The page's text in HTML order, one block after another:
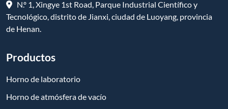
N.º 1, Xingye 1st Road, Parque Industrial Científico y
Tecnológico, distrito de Jianxi, ciudad de Luoyang, provincia
de Henan.
Productos
Horno de laboratorio
Horno de atmósfera de vacío